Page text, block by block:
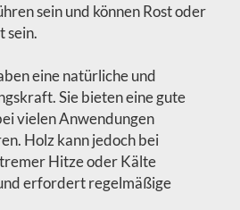
sein und können Rost oder
sein.
eine natürliche und
Sie bieten eine gute
vielen Anwendungen
Holz kann jedoch bei
Hitze oder Kälte
erfordert regelmäßige